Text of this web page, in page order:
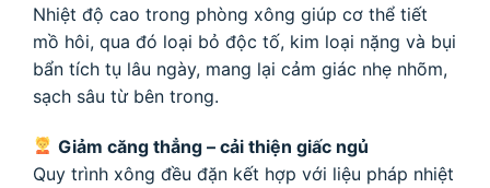
Nhiệt độ cao trong phòng xông giúp cơ thể tiết
mồ hôi, qua đó loại bỏ độc tố, kim loại nặng và bụi
bẩn tích tụ lâu ngày, mang lại cảm giác nhẹ nhõm,
sạch sâu từ bên trong.
Giảm căng thẳng – cải thiện giấc ngủ
Quy trình xông đều đặn kết hợp với liệu pháp nhiệt